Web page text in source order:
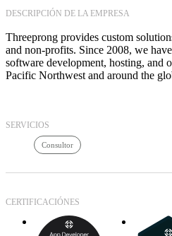
DESCRIPCIÓN DE LA EMPRESA
Threeprong provides custom
and non-profits. Since 2008, we
software development, hosting, and
Pacific Northwest and around the
SERVICIOS
Consultor
CERTIFICACIÓNES